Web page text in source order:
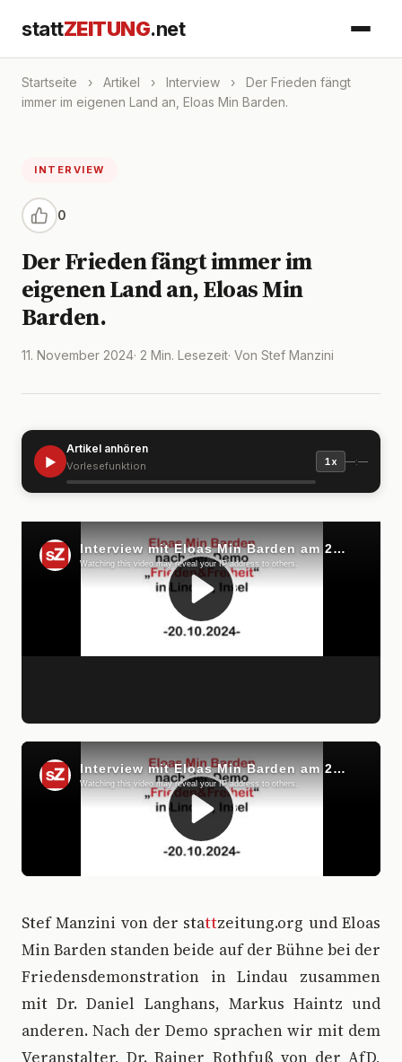
stattZEITUNG.net
Startseite › Artikel › Interview ›
Der Frieden fängt
immer im eigenen Land an, Eloas Min Barden.
INTERVIEW
0
Der Frieden fängt immer im
eigenen Land an, Eloas Min
Barden.
11. November 2024· 2 Min. Lesezeit· Von Stef Manzini
▶
Artikel anhören
Vorlesefunktion 1x —:—
Stef Manzini von der stattzeitung.org und Eloas
Min Barden standen beide auf der Bühne bei der
Friedensdemonstration in Lindau zusammen
mit Dr. Daniel Langhans, Markus Haintz und
anderen. Nach der Demo sprachen wir mit dem
Veranstalter, Dr. Rainer Rothfuß von der AfD,